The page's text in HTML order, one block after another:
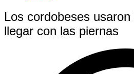
Los cordobeses
llegar con las piernas